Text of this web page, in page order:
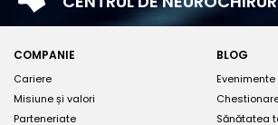
COMPANIE
Cariere
Misiune și valori
Parteneriate
BLOG
Evenimente
Sănătatea